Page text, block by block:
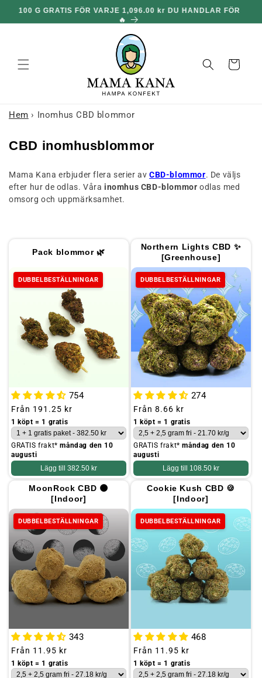
och gå
100 G GRATIS FÖR VARJE 1,096.00 kr DU HANDLAR FÖR
🔥
Korg
Hem › Inomhus CBD blommor
K
l
l
o
n
CBD inomhusblommor
Mama Kana erbjuder flera serier av CBD-blommor. De väljs
efter hur de odlas. Våra inomhus CBD-blommor odlas med
omsorg och uppmärksamhet.
Pack blommor 🌿
DUBBELBESTÄLLNINGAR
754
Ordinarie
pris
Från 191.25 kr
1 köpt = 1 gratis
GRATIS frakt*måndag den 10
augusti
Lägg till 382.50 kr
Northern Lights CBD ✨
[Greenhouse]
DUBBELBESTÄLLNINGAR
274
Ordinarie
pris
Från 8.66 kr
1 köpt = 1 gratis
GRATIS frakt*måndag den 10
augusti
Lägg till 108.50 kr
MoonRock CBD 🌑
[Indoor]
DUBBELBESTÄLLNINGAR
343
Ordinarie
pris
Från 11.95 kr
1 köpt = 1 gratis
Cookie Kush CBD 🍪
[Indoor]
DUBBELBESTÄLLNINGAR
468
Ordinarie
pris
Från 11.95 kr
1 köpt = 1 gratis